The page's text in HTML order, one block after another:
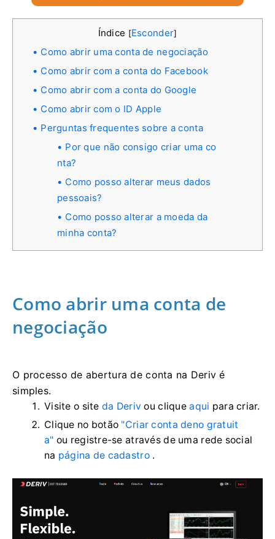
Índice [Esconder]
Como abrir uma conta de negociação
Como abrir com a conta do Facebook
Como abrir com a conta do Google
Como abrir com o ID Apple
Perguntas frequentes sobre a conta
Por que não consigo criar uma co
nta?
Como posso alterar meus dados
pessoais?
Como posso alterar a moeda da
minha conta?
Como abrir uma conta de
negociação
O processo de abertura de conta na Deriv é
simples.
Visite o site da Deriv ou cliqueaqui para criar.
Clique no botão "Criar conta deno gratuit
a" ou registre-se através de uma rede social
na página de cadastro.